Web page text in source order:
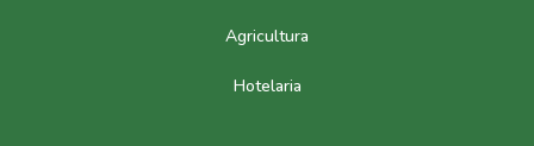
Agricultura
Hotelaria